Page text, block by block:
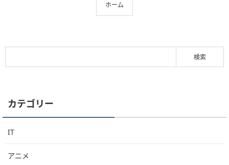
ホーム
カテゴリー
IT
アニメ